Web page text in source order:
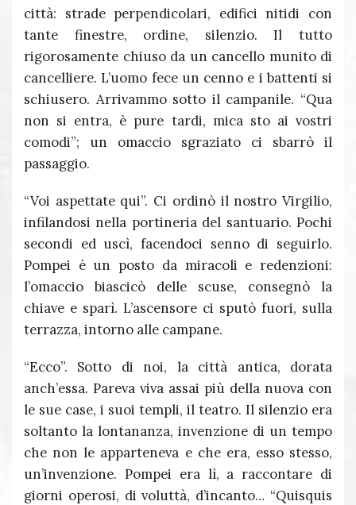
città: strade perpendicolari, edifici nitidi con
tante finestre, ordine, silenzio. Il tutto
rigorosamente chiuso da un cancello munito di
cancelliere. L’uomo fece un cenno e i battenti si
schiusero. Arrivammo sotto il campanile. “Qua
non si entra, è pure tardi, mica sto ai vostri
comodi”; un omaccio sgraziato ci sbarrò il
passaggio.
“Voi aspettate qui”. Ci ordinò il nostro Virgilio,
infilandosi nella portineria del santuario. Pochi
secondi ed uscì, facendoci senno di seguirlo.
Pompei è un posto da miracoli e redenzioni:
l’omaccio biascicò delle scuse, consegnò la
chiave e sparì. L’ascensore ci sputò fuori, sulla
terrazza, intorno alle campane.
“Ecco”. Sotto di noi, la città antica, dorata
anch’essa. Pareva viva assai più della nuova con
le sue case, i suoi templi, il teatro. Il silenzio era
soltanto la lontananza, invenzione di un tempo
che non le apparteneva e che era, esso stesso,
un’invenzione. Pompei era lì, a raccontare di
giorni operosi, di voluttà, d’incanto… “Quisquis